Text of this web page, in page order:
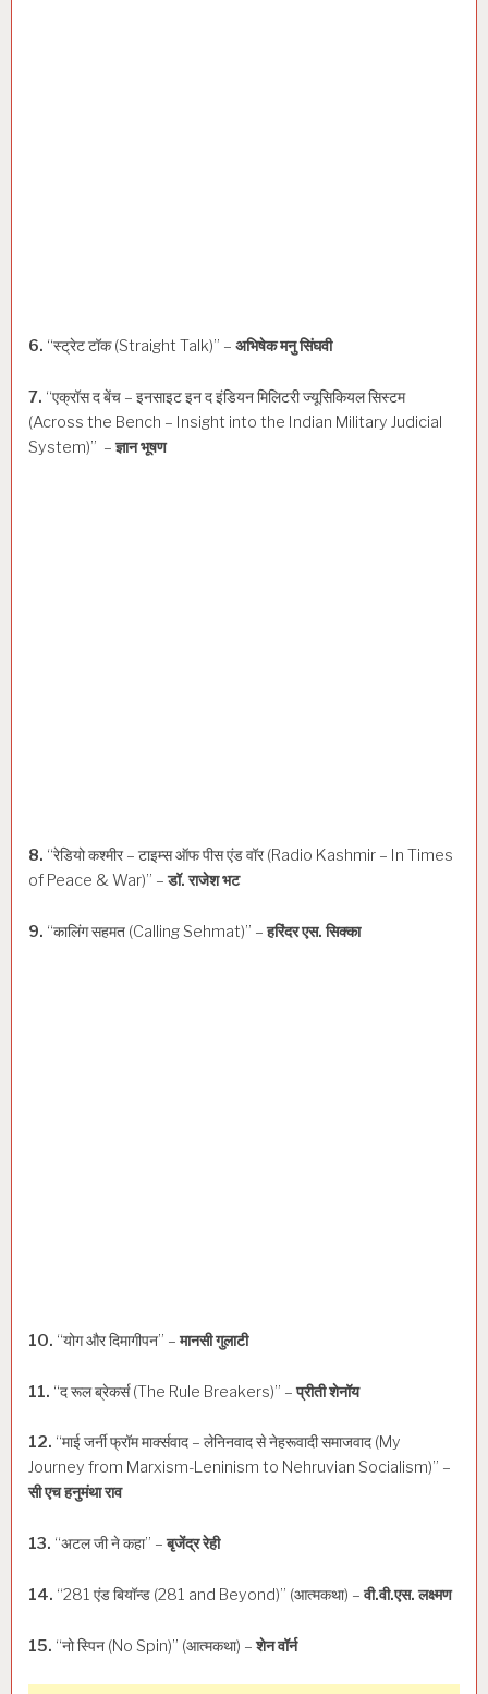
6. “स्ट्रेट टॉक (Straight Talk)” – अभिषेक मनु सिंघवी
7. “एक्रॉस द बेंच – इनसाइट इन द इंडियन मिलिटरी ज्यूसिकियल सिस्टम
(Across the Bench – Insight into the Indian Military Judicial
System)” –ज्ञान भूषण
8. “रेडियो कश्मीर – टाइम्स ऑफ पीस एंड वॉर (Radio Kashmir – In Times
of Peace & War)” –डॉ. राजेश भट
9. “कालिंग सहमत (Calling Sehmat)” –हरिंदर एस. सिक्का
10. “योग और दिमागीपन” –मानसी गुलाटी
11. “द रूल ब्रेकर्स (The Rule Breakers)” –प्रीती शेनॉय
12. “माई जर्नी फ्रॉम मार्क्सवाद – लेनिनवाद से नेहरूवादी समाजवाद (My
Journey from Marxism-Leninism to Nehruvian Socialism)” –
सी एच हनुमंथा राव
13. “अटल जी ने कहा” –बृजेंद्र रेही
14. “281 एंड बियॉन्ड (281 and Beyond)” (आत्मकथा) –वी.वी.एस. लक्ष्मण
15. “नो स्पिन (No Spin)” (आत्मकथा) –शेन वॉर्न